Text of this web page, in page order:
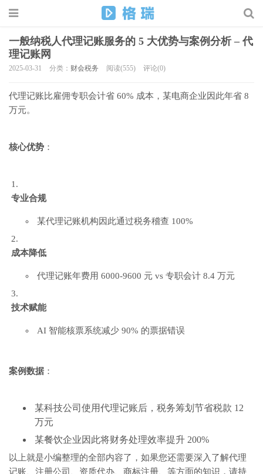
一般纳税人代理记账服务的 5 大优势与案例分析 – 代
理记账网
2025-03-31 分类： 财会税务 阅读(555) 评论(0)
代理记账比雇佣专职会计省 60% 成本，某电商企业因此年省 8
万元。
核心优势 ：
专业合规
某代理记账机构因此通过税务稽查 100%
成本降低
代理记账年费用 6000-9600 元 vs 专职会计 8.4 万元
技术赋能
AI 智能核票系统减少 90% 的票据错误
案例数据 ：
某科技公司使用代理记账后，税务筹划节省税款 12
万元
某餐饮企业因此将财务处理效率提升 200%
以上就是小编整理的全部内容了，如果您还需要深入了解代理
记账、注册公司、资质代办、商标注册、等方面的知识，请持